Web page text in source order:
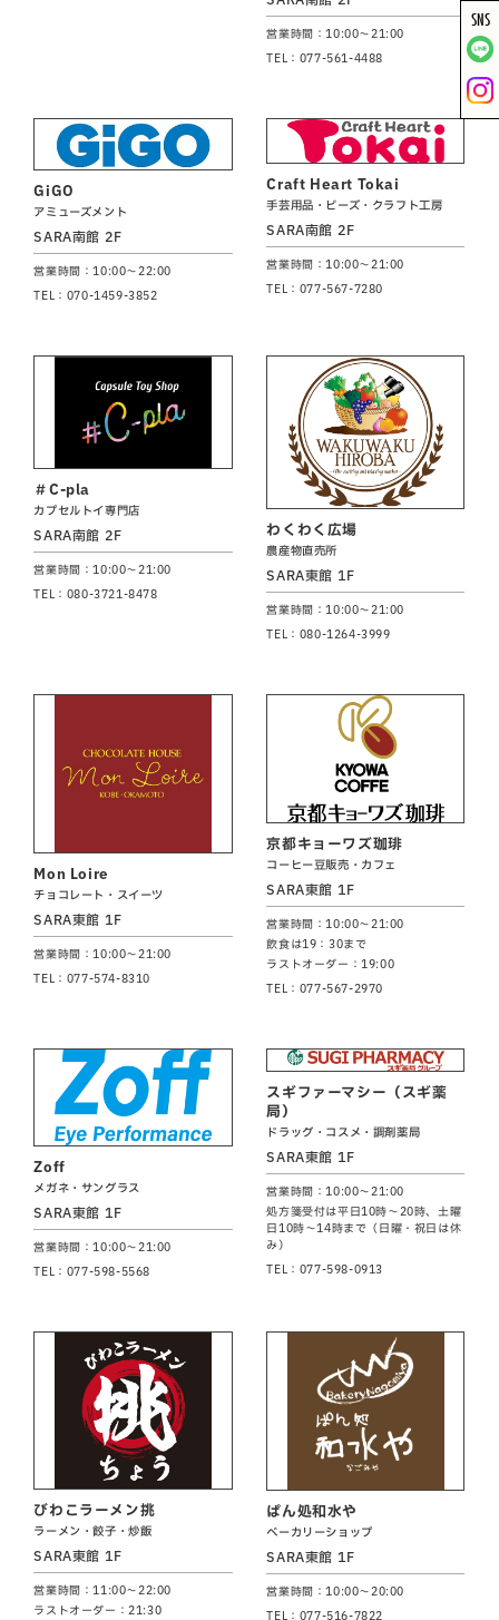
営業時間：10:00～21:00
TEL：077-561-4488
GiGO
アミューズメント
SARA南館 2F
営業時間：10:00～22:00
TEL：070-1459-3852
Craft Heart Tokai
手芸用品・ビーズ・クラフト工房
SARA南館 2F
営業時間：10:00～21:00
TEL：077-567-7280
＃C-pla
カプセルトイ専門店
SARA南館 2F
営業時間：10:00～21:00
TEL：080-3721-8478
わくわく広場
農産物直売所
SARA東館 1F
営業時間：10:00～21:00
TEL：080-1264-3999
Mon Loire
チョコレート・スイーツ
SARA東館 1F
営業時間：10:00～21:00
TEL：077-574-8310
京都キョーワズ珈琲
コーヒー豆販売・カフェ
SARA東館 1F
営業時間：10:00～21:00
飲食は19：30まで
ラストオーダー：19:00
TEL：077-567-2970
Zoff
メガネ・サングラス
SARA東館 1F
営業時間：10:00～21:00
TEL：077-598-5568
スギファーマシー（スギ薬
局）
ドラッグ・コスメ・調剤薬局
SARA東館 1F
営業時間：10:00～21:00
処方箋受付は平日10時～20時、土曜
日10時～14時まで（日曜・祝日は休
み）
TEL：077-598-0913
びわこラーメン挑
ラーメン・餃子・炒飯
SARA東館 1F
営業時間：11:00～22:00
ラストオーダー：21:30
ぱん処和水や
ベーカリーショップ
SARA東館 1F
営業時間：10:00～20:00
TEL：077-516-7822
SNS